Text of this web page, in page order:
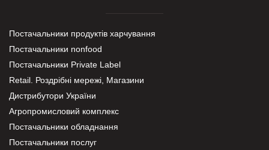
Постачальники продуктів харчування
Постачальники nonfood
Постачальники Private Label
Retail. Роздрібні мережі, Магазини
Дистрибутори України
Агропромисловий комплекс
Постачальники обладнання
Постачальники послуг